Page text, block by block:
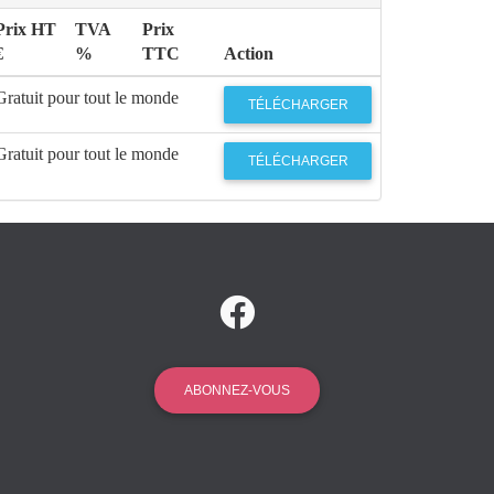
HT
TVA
%
Prix
TTC
Action
pour tout le monde TÉLÉCHARGER
pour tout le monde TÉLÉCHARGER
ABONNEZ-VOUS